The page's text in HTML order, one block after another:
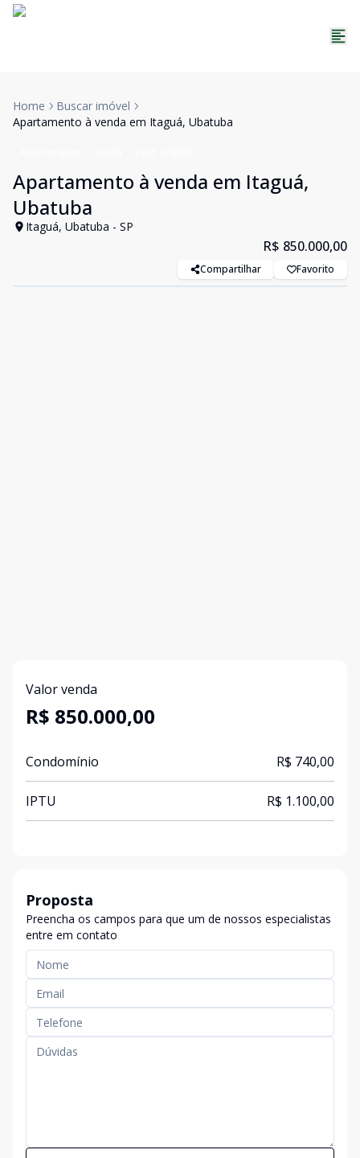
Home
Buscar imóvel
Apartamento à venda em Itaguá, Ubatuba
Apartamento à venda em Itaguá,
Ubatuba
Itaguá, Ubatuba - SP
R$ 850.000,00
Compartilhar Favorito
Valor venda
R$ 850.000,00
Condomínio R$ 740,00
IPTU R$ 1.100,00
Proposta
Preencha os campos para que um de nossos especialistas
entre em contato